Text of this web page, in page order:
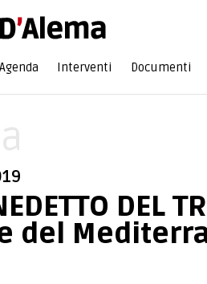
Agenda Interventi Documenti
DEL
del